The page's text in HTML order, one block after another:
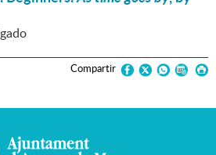
Compartir